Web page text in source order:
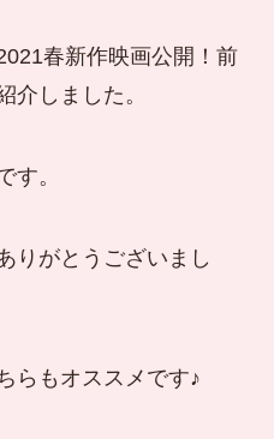
春新作映画公開！前
介しました。
す。
りがとうございまし
らもオススメです♪